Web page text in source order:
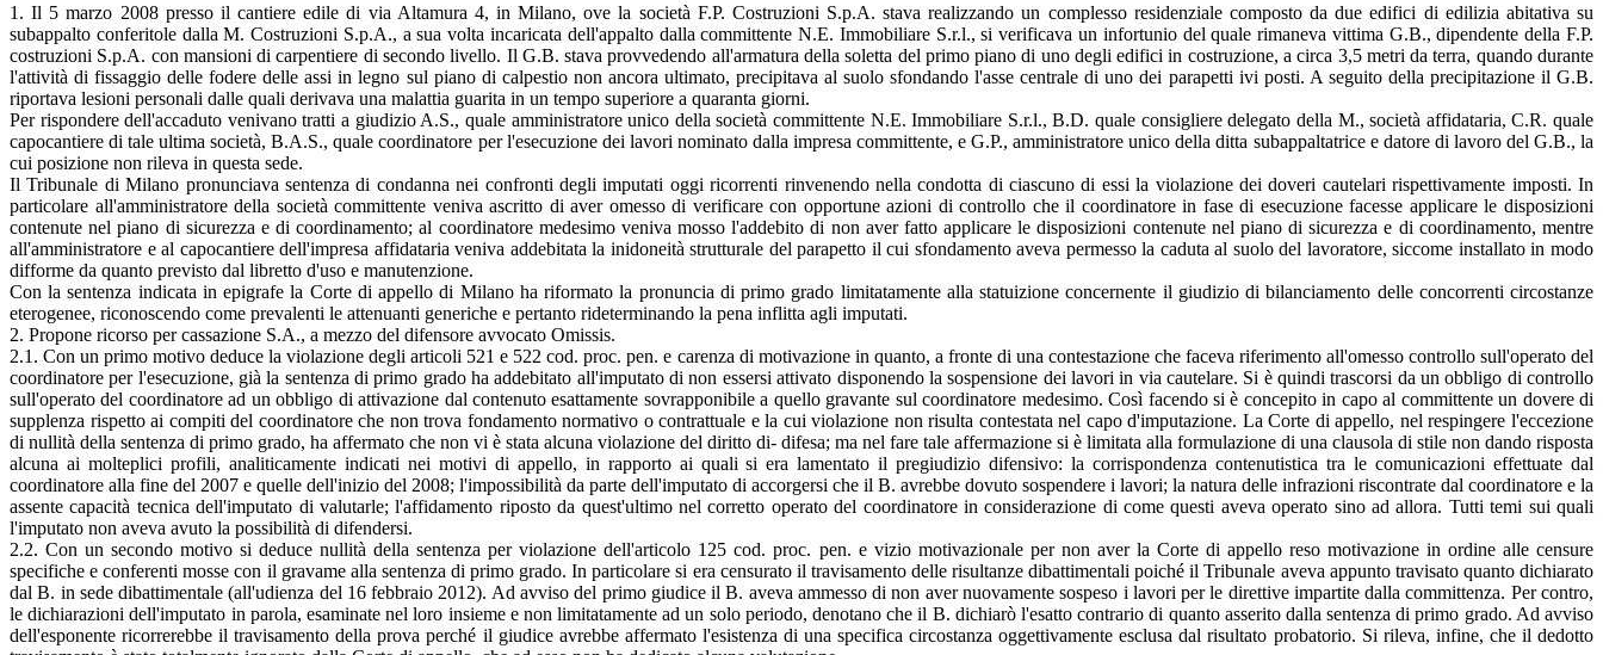
1. Il 5 marzo 2008 presso il cantiere edile di via Altamura 4, in Milano, ove la società F.P. Costruzioni S.p.A. stava realizzando un complesso residenziale composto da due edifici di edilizia abitativa su
subappalto conferitole dalla M. Costruzioni S.p.A., a sua volta incaricata dell'appalto dalla committente N.E. Immobiliare S.r.l., si verificava un infortunio del quale rimaneva vittima G.B., dipendente della F.P.
costruzioni S.p.A. con mansioni di carpentiere di secondo livello. Il G.B. stava provvedendo all'armatura della soletta del primo piano di uno degli edifici in costruzione, a circa 3,5 metri da terra, quando durante
l'attività di fissaggio delle fodere delle assi in legno sul piano di calpestio non ancora ultimato, precipitava al suolo sfondando l'asse centrale di uno dei parapetti ivi posti. A seguito della precipitazione il G.B.
riportava lesioni personali dalle quali derivava una malattia guarita in un tempo superiore a quaranta giorni.
Per rispondere dell'accaduto venivano tratti a giudizio A.S., quale amministratore unico della società committente N.E. Immobiliare S.r.l., B.D. quale consigliere delegato della M., società affidataria, C.R. quale
capocantiere di tale ultima società, B.A.S., quale coordinatore per l'esecuzione dei lavori nominato dalla impresa committente, e G.P., amministratore unico della ditta subappaltatrice e datore di lavoro del G.B., la
cui posizione non rileva in questa sede.
Il Tribunale di Milano pronunciava sentenza di condanna nei confronti degli imputati oggi ricorrenti rinvenendo nella condotta di ciascuno di essi la violazione dei doveri cautelari rispettivamente imposti. In
particolare all'amministratore della società committente veniva ascritto di aver omesso di verificare con opportune azioni di controllo che il coordinatore in fase di esecuzione facesse applicare le disposizioni
contenute nel piano di sicurezza e di coordinamento; al coordinatore medesimo veniva mosso l'addebito di non aver fatto applicare le disposizioni contenute nel piano di sicurezza e di coordinamento, mentre
all'amministratore e al capocantiere dell'impresa affidataria veniva addebitata la inidoneità strutturale del parapetto il cui sfondamento aveva permesso la caduta al suolo del lavoratore, siccome installato in modo
difforme da quanto previsto dal libretto d'uso e manutenzione.
Con la sentenza indicata in epigrafe la Corte di appello di Milano ha riformato la pronuncia di primo grado limitatamente alla statuizione concernente il giudizio di bilanciamento delle concorrenti circostanze
eterogenee, riconoscendo come prevalenti le attenuanti generiche e pertanto rideterminando la pena inflitta agli imputati.
2. Propone ricorso per cassazione S.A., a mezzo del difensore avvocato Omissis.
2.1. Con un primo motivo deduce la violazione degli articoli 521 e 522 cod. proc. pen. e carenza di motivazione in quanto, a fronte di una contestazione che faceva riferimento all'omesso controllo sull'operato del
coordinatore per l'esecuzione, già la sentenza di primo grado ha addebitato all'imputato di non essersi attivato disponendo la sospensione dei lavori in via cautelare. Si è quindi trascorsi da un obbligo di controllo
sull'operato del coordinatore ad un obbligo di attivazione dal contenuto esattamente sovrapponibile a quello gravante sul coordinatore medesimo. Così facendo si è concepito in capo al committente un dovere di
supplenza rispetto ai compiti del coordinatore che non trova fondamento normativo o contrattuale e la cui violazione non risulta contestata nel capo d'imputazione. La Corte di appello, nel respingere l'eccezione
di nullità della sentenza di primo grado, ha affermato che non vi è stata alcuna violazione del diritto di- difesa; ma nel fare tale affermazione si è limitata alla formulazione di una clausola di stile non dando risposta
alcuna ai molteplici profili, analiticamente indicati nei motivi di appello, in rapporto ai quali si era lamentato il pregiudizio difensivo: la corrispondenza contenutistica tra le comunicazioni effettuate dal
coordinatore alla fine del 2007 e quelle dell'inizio del 2008; l'impossibilità da parte dell'imputato di accorgersi che il B. avrebbe dovuto sospendere i lavori; la natura delle infrazioni riscontrate dal coordinatore e la
assente capacità tecnica dell'imputato di valutarle; l'affidamento riposto da quest'ultimo nel corretto operato del coordinatore in considerazione di come questi aveva operato sino ad allora. Tutti temi sui quali
l'imputato non aveva avuto la possibilità di difendersi.
2.2. Con un secondo motivo si deduce nullità della sentenza per violazione dell'articolo 125 cod. proc. pen. e vizio motivazionale per non aver la Corte di appello reso motivazione in ordine alle censure
specifiche e conferenti mosse con il gravame alla sentenza di primo grado. In particolare si era censurato il travisamento delle risultanze dibattimentali poiché il Tribunale aveva appunto travisato quanto dichiarato
dal B. in sede dibattimentale (all'udienza del 16 febbraio 2012). Ad avviso del primo giudice il B. aveva ammesso di non aver nuovamente sospeso i lavori per le direttive impartite dalla committenza. Per contro,
le dichiarazioni dell'imputato in parola, esaminate nel loro insieme e non limitatamente ad un solo periodo, denotano che il B. dichiarò l'esatto contrario di quanto asserito dalla sentenza di primo grado. Ad avviso
dell'esponente ricorrerebbe il travisamento della prova perché il giudice avrebbe affermato l'esistenza di una specifica circostanza oggettivamente esclusa dal risultato probatorio. Si rileva, infine, che il dedotto